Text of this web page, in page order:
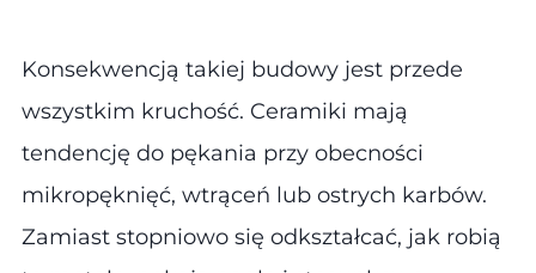
Konsekwencją takiej budowy jest przede
wszystkim kruchość. Ceramiki mają
tendencję do pękania przy obecności
mikropęknięć, wtrąceń lub ostrych karbów.
Zamiast stopniowo się odkształcać, jak robią